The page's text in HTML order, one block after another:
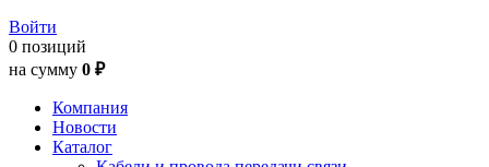
Войти
0 позиций
на сумму 0 ₽
Компания
Новости
Каталог